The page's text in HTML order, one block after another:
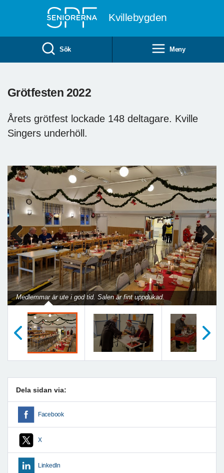
Kvillebygden
Sök Meny
Grötfesten 2022
Årets grötfest lockade 148 deltagare. Kville
Singers underhöll.
Medlemmar är ute i god tid. Salen är fint uppdukad.
Previous Next
Dela sidan via:
Facebook
X
LinkedIn